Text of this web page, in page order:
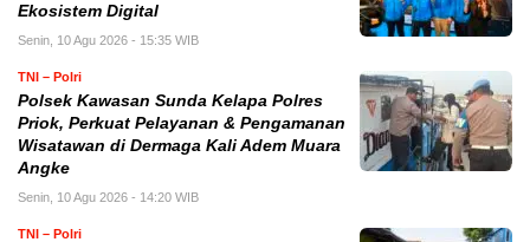
Ekosistem Digital
Senin, 10 Agu 2026 - 15:35 WIB
TNI – Polri
Polsek Kawasan Sunda Kelapa Polres
Priok, Perkuat Pelayanan & Pengamanan
Wisatawan di Dermaga Kali Adem Muara
Angke
Senin, 10 Agu 2026 - 14:20 WIB
TNI – Polri